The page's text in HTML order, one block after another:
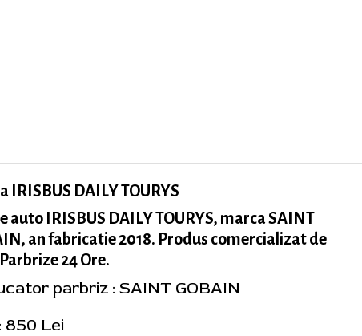
IRISBUS DAILY TOURYS
auto IRISBUS DAILY TOURYS, marca SAINT
an fabricatie 2018. Produs comercializat de
24 Ore.
parbriz : SAINT GOBAIN
850 Lei